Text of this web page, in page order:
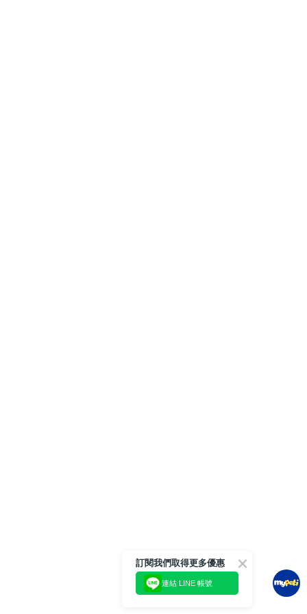
訂閱我們取得更多優惠
連結 LINE 帳號